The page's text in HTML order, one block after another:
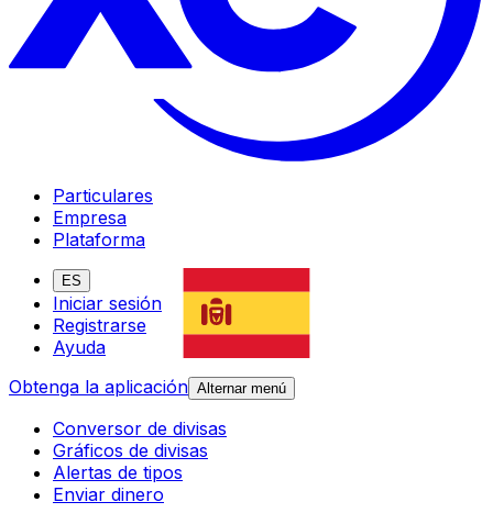
Particulares
Empresa
Plataforma
ES
Iniciar sesión
Registrarse
Ayuda
Obtenga la aplicación Alternar menú
Conversor de divisas
Gráficos de divisas
Alertas de tipos
Enviar dinero